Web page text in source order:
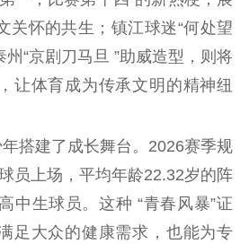
数据资源
公共服务
新闻出版
作品著作权
智库服务
管理平台
文艺创作
服务管理
数字出版
审读服务
新闻发布工作备
案管理系统
关怀的共生；镇江球迷“何处望
州“京剧刀马旦 ”助威造型，则将
让体育成为传承文明的精神纽
搭建了成长舞台。2026赛季规
员上场，平均年龄22.32岁的阵
中生球员。这种 “青春风暴”证
足大众的健康需求，也能为专